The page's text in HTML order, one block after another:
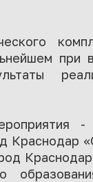
при
-
Краснодар